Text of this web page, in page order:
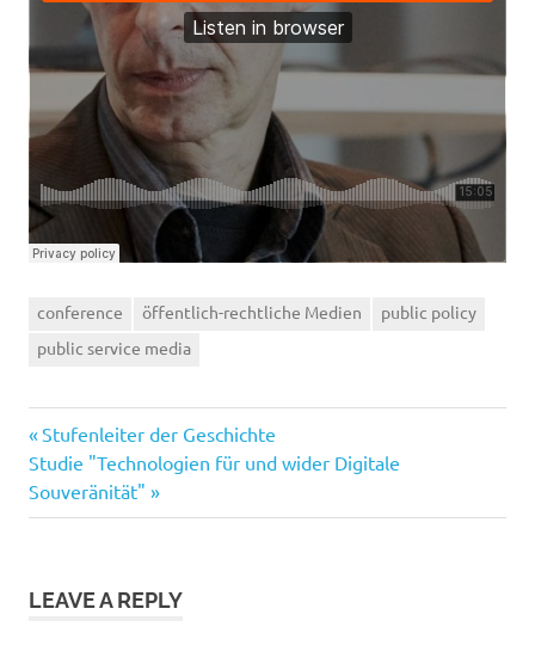
conference öffentlich-rechtliche Medien
public policy
public service media
Post
navigation
Previous
Post:
Stufenleiter der Geschichte
Next
Post:
Studie "Technologien für und wider Digitale
Souveränität"
LEAVE A REPLY